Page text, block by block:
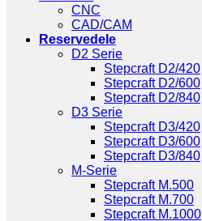
CNC
CAD/CAM
Reservedele
D2 Serie
Stepcraft D2/420
Stepcraft D2/600
Stepcraft D2/840
D3 Serie
Stepcraft D3/420
Stepcraft D3/600
Stepcraft D3/840
M-Serie
Stepcraft M.500
Stepcraft M.700
Stepcraft M.1000